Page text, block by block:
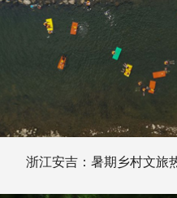
浙江安吉：暑期乡村文旅